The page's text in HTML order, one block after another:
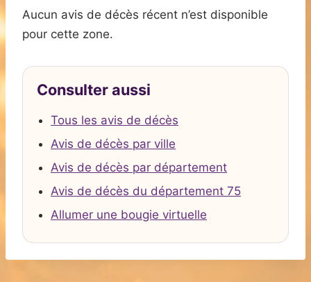
Aucun avis de décès récent n’est disponible
pour cette zone.
Consulter aussi
Tous les avis de décès
Avis de décès par ville
Avis de décès par département
Avis de décès du département 75
Allumer une bougie virtuelle